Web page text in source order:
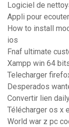
Logiciel de
Appli pour
How to install
ios
Fnaf ultimate
Xampp win 64
Telecharger
Desperados
Convertir lien
Télécharger os x
World war z pc